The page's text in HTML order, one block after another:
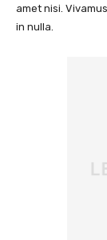
amet nisi.
in nulla.